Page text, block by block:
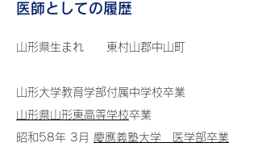
医師としての履歴
山形県生まれ 東村山郡中山町
山形大学教育学部付属中学校卒業
山形県山形東高等学校卒業
昭和58年 3月 慶應義塾大学 医学部卒業